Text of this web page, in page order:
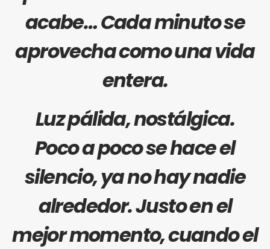
acabe… Cada minuto se
aprovecha como una vida
entera.
Luz pálida, nostálgica.
Poco a poco se hace el
silencio, ya no hay nadie
alrededor. Justo en el
mejor momento, cuando el